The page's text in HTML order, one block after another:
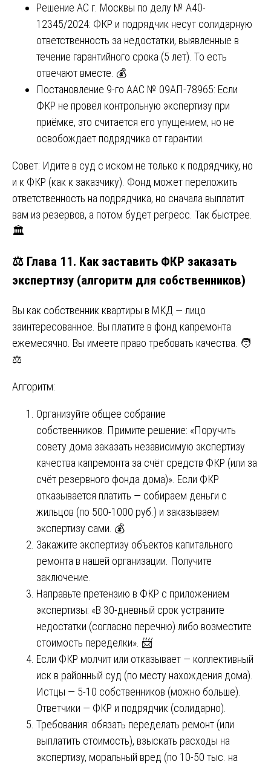
Решение АС г. Москвы по делу № А40-
12345/2024: ФКР и подрядчик несут солидарную
ответственность за недостатки, выявленные в
течение гарантийного срока (5 лет). То есть
отвечают вместе. 💰
Постановление 9-го ААС № 09АП-78965: Если
ФКР не провёл контрольную экспертизу при
приёмке, это считается его упущением, но не
освобождает подрядчика от гарантии.
Совет: Идите в суд с иском не только к подрядчику, но
и к ФКР (как к заказчику). Фонд может переложить
ответственность на подрядчика, но сначала выплатит
вам из резервов, а потом будет регресс. Так быстрее.
🏛️
⚖️ Глава 11. Как заставить ФКР заказать
экспертизу (алгоритм для собственников)
Вы как собственник квартиры в МКД — лицо
заинтересованное. Вы платите в фонд капремонта
ежемесячно. Вы имеете право требовать качества. 🧑
⚖️
Алгоритм:
Организуйте общее собрание
собственников. Примите решение: «Поручить
совету дома заказать независимую экспертизу
качества капремонта за счёт средств ФКР (или за
счёт резервного фонда дома)». Если ФКР
отказывается платить — собираем деньги с
жильцов (по 500-1000 руб.) и заказываем
экспертизу сами. 💰
Закажите экспертизу объектов капитального
ремонта в нашей организации. Получите
заключение.
Направьте претензию в ФКР с приложением
экспертизы: «В 30-дневный срок устраните
недостатки (согласно перечню) либо возместите
стоимость переделки». 📨
Если ФКР молчит или отказывает — коллективный
иск в районный суд (по месту нахождения дома).
Истцы — 5-10 собственников (можно больше).
Ответчики — ФКР и подрядчик (солидарно).
Требования: обязать переделать ремонт (или
выплатить стоимость), взыскать расходы на
экспертизу, моральный вред (по 10-50 тыс. на